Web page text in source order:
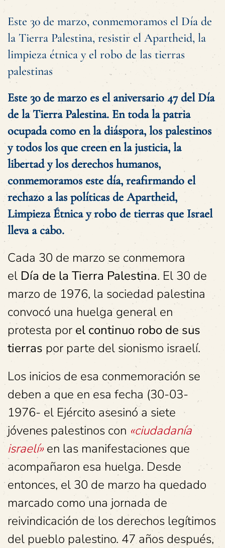
Este 30 de marzo, conmemoramos el Día de
la Tierra Palestina, resistir el Apartheid, la
limpieza étnica y el robo de las tierras
palestinas
Este 30 de marzo es el aniversario 47 del Día
de la Tierra Palestina. En toda la patria
ocupada como en la diáspora, los palestinos
y todos los que creen en la justicia, la
libertad y los derechos humanos,
conmemoramos este día, reafirmando el
rechazo a las políticas de Apartheid,
Limpieza Étnica y robo de tierras que Israel
lleva a cabo.
Cada 30 de marzo se conmemora
el Día de la Tierra Palestina. El 30 de
marzo de 1976, la sociedad palestina
convocó una huelga general en
protesta por el continuo robo de sus
tierras por parte del sionismo israelí.
Los inicios de esa conmemoración se
deben a que en esa fecha (30-03-
1976- el Ejército asesinó a siete
jóvenes palestinos con «ciudadanía
israelí»en las manifestaciones que
acompañaron esa huelga. Desde
entonces, el 30 de marzo ha quedado
marcado como una jornada de
reivindicación de los derechos legítimos
del pueblo palestino. 47 años después,